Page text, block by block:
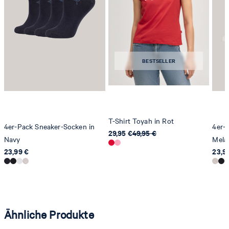
Strellson AG
Sonnenwiesenstrasse 21
4er-Pack Sneaker-Socken in
Navy
23,99 €
BESTSELLER
T-Shirt Toyah in Rot
29,95 €49,95 €
4er-
Ähnliche Produkte